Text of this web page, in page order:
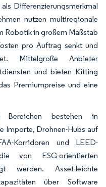
Differenzierungsmerkmal
nutzen multiregionale
Robotik in großem Maßstab
pro Auftrag senkt und
Mittelgroße Anbieter
und bieten Kitting
Premiumpreise und eine
Bereichen bestehen in
Importe, Drohnen-Hubs auf
Korridoren und LEED-
von ESG-orientierten
werden. Asset-leichte
über Software